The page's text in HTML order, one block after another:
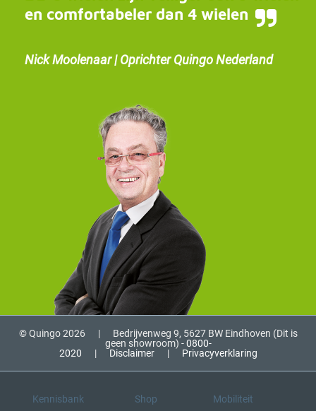
en comfortabeler dan 4 wielen
Nick Moolenaar | Oprichter Quingo Nederland
© Quingo 2026 |
Bedrijvenweg 9, 5627 BW Eindhoven (Dit is
geen showroom) -0800-
2020
| Disclaimer | Privacyverklaring
Kennisbank Shop Mobiliteit